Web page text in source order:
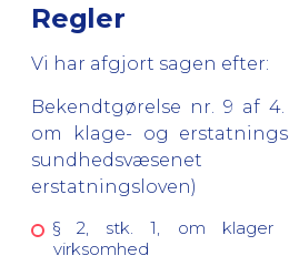
Regler
Vi har afgjort sagen efter:
Bekendtgørelse nr. 9 af
om klage- og
erstatningsloven)
§ 2, stk. 1, om klager
virksomhed